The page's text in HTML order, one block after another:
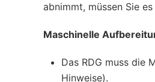
abnimmt, müssen Sie
Maschinelle
Das RDG muss die
Hinweise).